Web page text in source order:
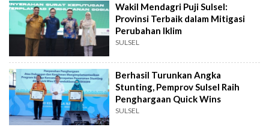
Wakil Mendagri Puji Sulsel:
Provinsi Terbaik dalam Mitigasi
Perubahan Iklim
SULSEL
Berhasil Turunkan Angka
Stunting, Pemprov Sulsel Raih
Penghargaan Quick Wins
SULSEL